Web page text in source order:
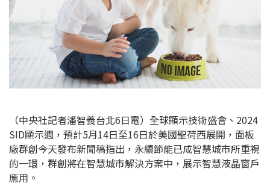
（中央社記者潘智義台北6日電）全球顯示技術盛會、2024
SID顯示週，預計5月14日至16日於美國聖荷西展開，面板
廠群創今天發布新聞稿指出，永續節能已成智慧城市所重視
的一環，群創將在智慧城市解決方案中，展示智慧液晶窗戶
應用。